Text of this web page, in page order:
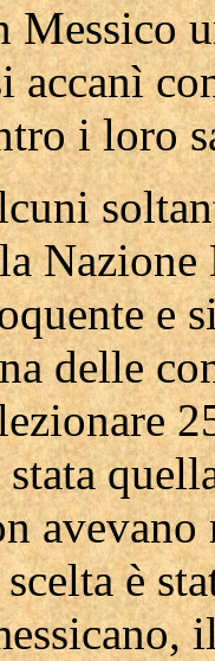
accanì
i loro
Nazione
e
delle
scelta è